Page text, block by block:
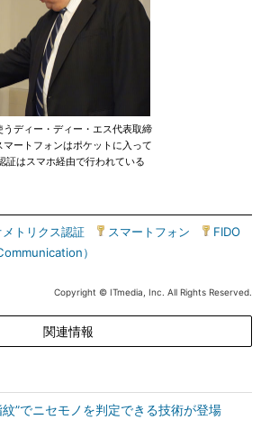
ディー・ディー・エス代表取締
ートフォンはポケットに入って
証はスマホ経由で行われている
トリクス認証 スマートフォン FIDO
）
Copyright © ITmedia, Inc. All Rights Reserved.
関連情報
紋”でニセモノを判定できる技術が登場